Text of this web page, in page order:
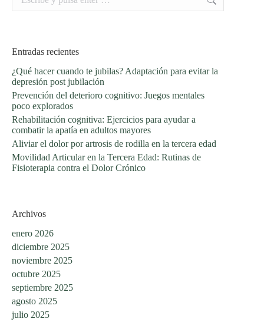
Entradas recientes
¿Qué hacer cuando te jubilas? Adaptación para evitar la
depresión post jubilación
Prevención del deterioro cognitivo: Juegos mentales
poco explorados
Rehabilitación cognitiva: Ejercicios para ayudar a
combatir la apatía en adultos mayores
Aliviar el dolor por artrosis de rodilla en la tercera edad
Movilidad Articular en la Tercera Edad: Rutinas de
Fisioterapia contra el Dolor Crónico
Archivos
enero 2026
diciembre 2025
noviembre 2025
octubre 2025
septiembre 2025
agosto 2025
julio 2025